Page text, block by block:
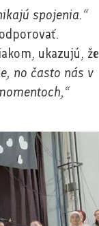
spojenia.“
ukazujú, že
no často nás v